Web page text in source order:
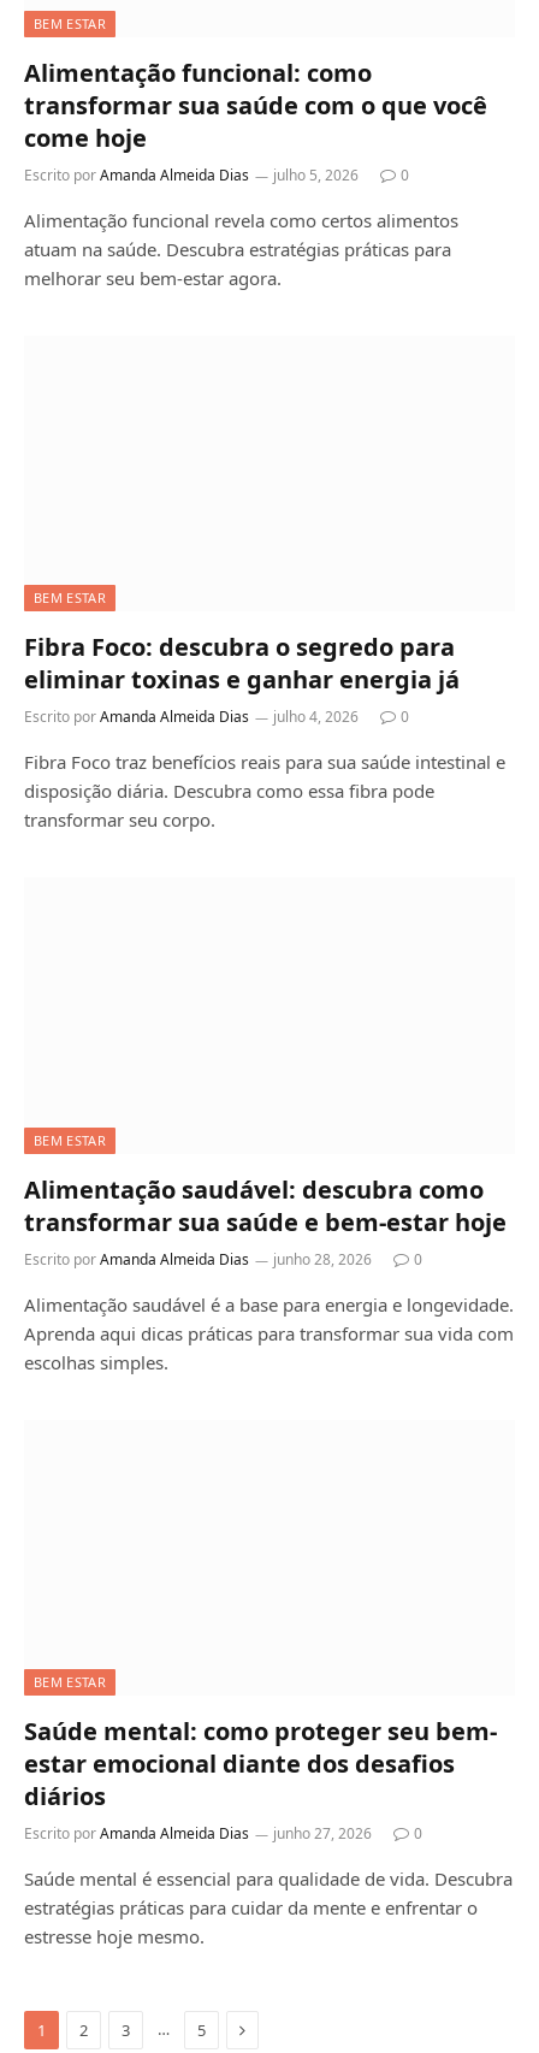
BEM ESTAR
Alimentação funcional: como
transformar sua saúde com o que você
come hoje
Escrito porAmanda Almeida Dias julho 5, 2026 0
Alimentação funcional revela como certos alimentos
atuam na saúde. Descubra estratégias práticas para
melhorar seu bem-estar agora.
BEM ESTAR
Fibra Foco: descubra o segredo para
eliminar toxinas e ganhar energia já
Escrito porAmanda Almeida Dias julho 4, 2026 0
Fibra Foco traz benefícios reais para sua saúde intestinal e
disposição diária. Descubra como essa fibra pode
transformar seu corpo.
BEM ESTAR
Alimentação saudável: descubra como
transformar sua saúde e bem-estar hoje
Escrito porAmanda Almeida Dias junho 28, 2026 0
Alimentação saudável é a base para energia e longevidade.
Aprenda aqui dicas práticas para transformar sua vida com
escolhas simples.
BEM ESTAR
Saúde mental: como proteger seu bem-
estar emocional diante dos desafios
diários
Escrito porAmanda Almeida Dias junho 27, 2026 0
Saúde mental é essencial para qualidade de vida. Descubra
estratégias práticas para cuidar da mente e enfrentar o
estresse hoje mesmo.
1 2 3 … 5 Next